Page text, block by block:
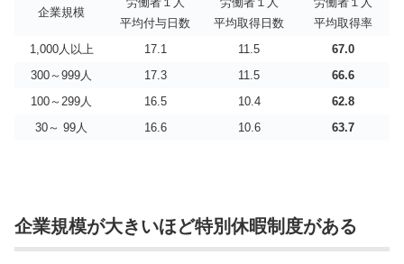
企業規模
平均付与日数
平均取得日数
平均取得率
1,000人以上
17.1 11.5
67.0
300～999人
17.3 11.5
66.6
100～299人
16.5 10.4
62.8
30～ 99人
16.6 10.6 63.7
企業規模が大きいほど特別休暇制度がある